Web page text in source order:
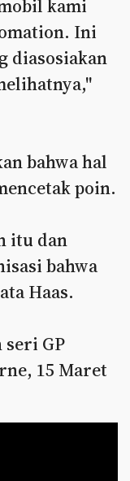
kami
Ini
diasosiakan
bahwa hal
poin.
itu dan
bahwa
Haas.
seri GP
15 Maret